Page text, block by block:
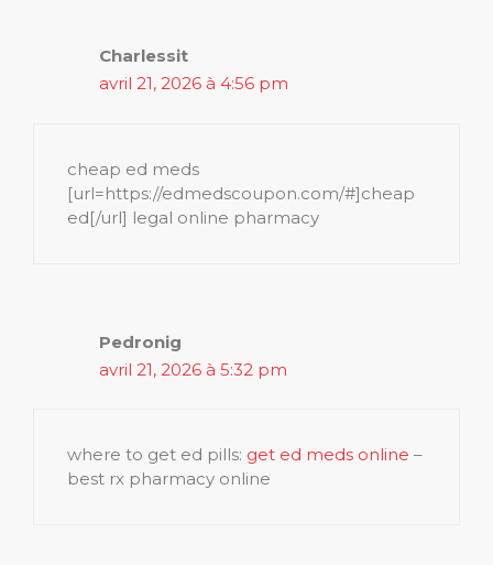
Charlessit
avril 21, 2026 à 4:56 pm
cheap ed meds
[url=https://edmedscoupon.com/#]cheap
ed[/url] legal online pharmacy
Pedronig
avril 21, 2026 à 5:32 pm
where to get ed pills: get ed meds online –
best rx pharmacy online